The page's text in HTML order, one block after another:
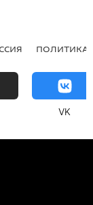
ПОЛИТИКА
VK